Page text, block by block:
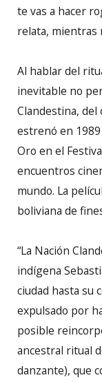
te vas a hacer
relata, mientras
Al hablar del
inevitable no
Clandestina, del
estrenó en 1989
Oro en el
encuentros
mundo. La
boliviana de
“La Nación
indígena
ciudad hasta su
expulsado por
posible
ancestral ritual
danzante), que